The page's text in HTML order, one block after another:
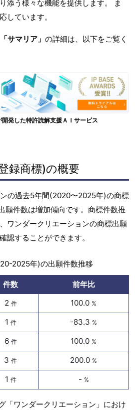
添う様々な機能を提供します。 ま
しています。
サマリア」 の詳細は、以下をご覧く
開発した特許読解支援ＡＩサービス
録商標)の概要
の過去5年間(2020〜2025年)の商標
願件数は増加傾向です。商標件数推
ワンダークリエーションの商標出願
認することができます。
2025年)の出願件数推移
件数
前年比
2 件 100.0 %
1 件 -83.3 %
6 件 100.0 %
3 件 200.0 %
1 件 - %
「ワンダークリエーション」におけ